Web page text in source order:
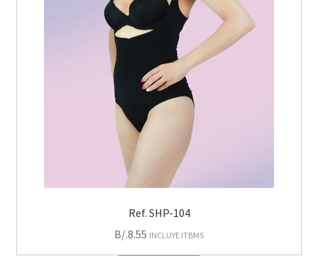
Ref. SHP-104
B/.8.55 INCLUYE ITBMS